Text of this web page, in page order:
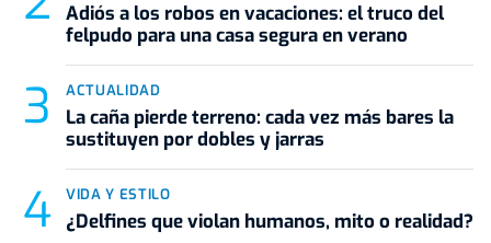
Adiós a los robos en vacaciones: el truco del
felpudo para una casa segura en verano
ACTUALIDAD
La caña pierde terreno: cada vez más bares la
sustituyen por dobles y jarras
VIDA Y ESTILO
¿Delfines que violan humanos, mito o realidad?